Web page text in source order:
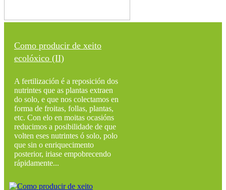
Como producir de xeito
ecolóxico (II)
A fertilización é a reposición dos
nutrintes que as plantas extraen
do solo, e que nos colectamos en
forma de froitas, follas, plantas,
etc. Con elo en moitas ocasións
reducimos a posibilidade de que
volten eses nutrintes ó solo, polo
que sin o enriquecimento
posterior, iriase empobrecendo
rápidamente...